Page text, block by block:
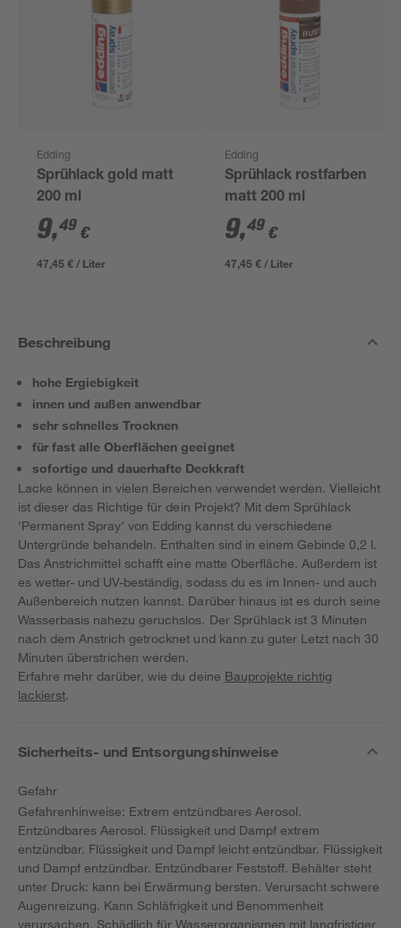
Edding
Sprühlack gold matt
200 ml
9,49 €
47,45 € / Liter
Edding
Sprühlack rostfarben
matt 200 ml
9,49 €
47,45 € / Liter
Beschreibung
hohe Ergiebigkeit
innen und außen anwendbar
sehr schnelles Trocknen
für fast alle Oberflächen geeignet
sofortige und dauerhafte Deckkraft
Lacke können in vielen Bereichen verwendet werden. Vielleicht
ist dieser das Richtige für dein Projekt? Mit dem Sprühlack
'Permanent Spray' von Edding kannst du verschiedene
Untergründe behandeln. Enthalten sind in einem Gebinde 0,2 l.
Das Anstrichmittel schafft eine matte Oberfläche. Außerdem ist
es wetter- und UV-beständig, sodass du es im Innen- und auch
Außenbereich nutzen kannst. Darüber hinaus ist es durch seine
Wasserbasis nahezu geruchslos. Der Sprühlack ist 3 Minuten
nach dem Anstrich getrocknet und kann zu guter Letzt nach 30
Minuten überstrichen werden.
Erfahre mehr darüber, wie du deine Bauprojekte richtig
lackierst.
Sicherheits- und Entsorgungshinweise
Gefahr
Gefahrenhinweise: Extrem entzündbares Aerosol.
Entzündbares Aerosol. Flüssigkeit und Dampf extrem
entzündbar. Flüssigkeit und Dampf leicht entzündbar. Flüssigkeit
und Dampf entzündbar. Entzündbarer Feststoff. Behälter steht
unter Druck: kann bei Erwärmung bersten. Verursacht schwere
Augenreizung. Kann Schläfrigkeit und Benommenheit
verursachen. Schädlich für Wasserorganismen mit langfristiger